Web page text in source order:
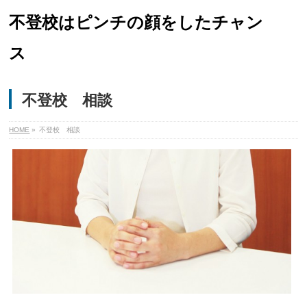
不登校はピンチの顔をしたチャン
ス
不登校 相談
HOME » 不登校 相談